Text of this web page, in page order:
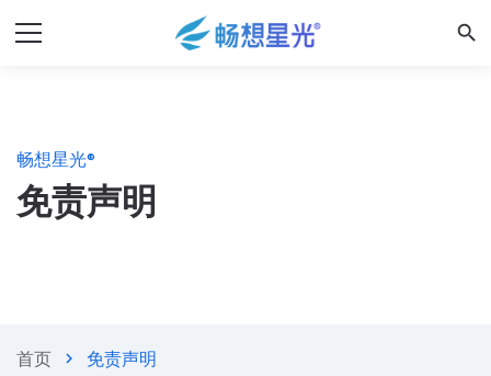
search
畅想星光®
免责声明
首页 chevron_right 免责声明